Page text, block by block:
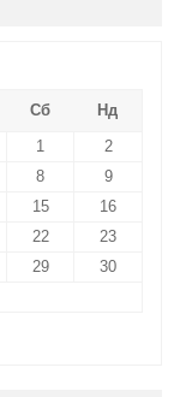
Сб
Нд
1
2
8
9
15
16
22
23
29
30